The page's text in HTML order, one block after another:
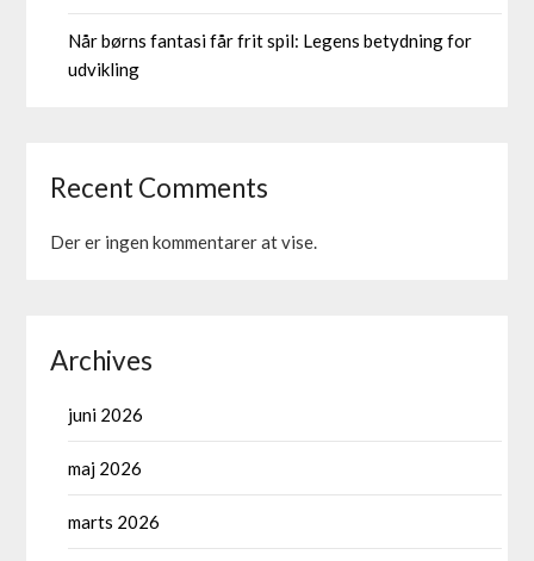
Når børns fantasi får frit spil: Legens betydning for
udvikling
Recent Comments
Der er ingen kommentarer at vise.
Archives
juni 2026
maj 2026
marts 2026